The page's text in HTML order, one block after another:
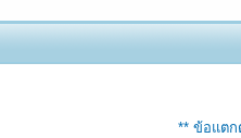
** ข้อแตก